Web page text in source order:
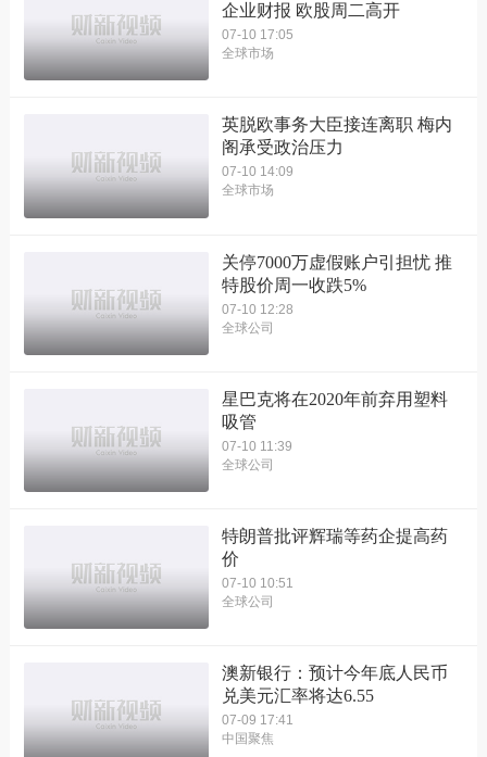
企业财报 欧股周二高开
07-10 17:05
全球市场
英脱欧事务大臣接连离职 梅内
阁承受政治压力
07-10 14:09
全球市场
关停7000万虚假账户引担忧 推
特股价周一收跌5%
07-10 12:28
全球公司
星巴克将在2020年前弃用塑料
吸管
07-10 11:39
全球公司
特朗普批评辉瑞等药企提高药
价
07-10 10:51
全球公司
澳新银行：预计今年底人民币
兑美元汇率将达6.55
07-09 17:41
中国聚焦